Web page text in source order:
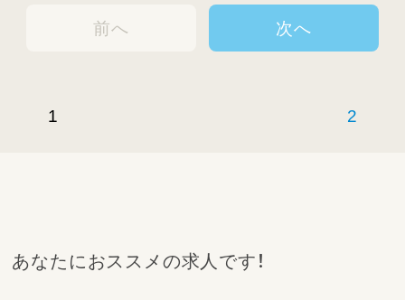
前へ
1 2
次へ
あなたにおススメの求人です！